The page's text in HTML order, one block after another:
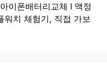
이폰배터리교체 l 액정
워치 체험기, 직접 가보